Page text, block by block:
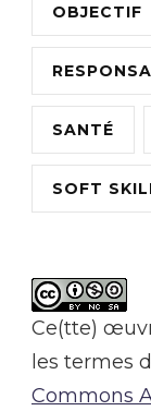
OBJECTIF
SANTÉ
SOFT
Ce(tte)
les termes
Commons